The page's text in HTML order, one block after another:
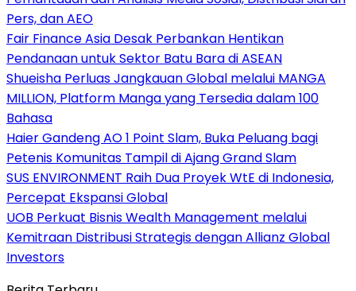
Pers, dan AEO
Fair Finance Asia Desak Perbankan Hentikan
Pendanaan untuk Sektor Batu Bara di ASEAN
Shueisha Perluas Jangkauan Global melalui MANGA
MILLION, Platform Manga yang Tersedia dalam 100
Bahasa
Haier Gandeng AO 1 Point Slam, Buka Peluang bagi
Petenis Komunitas Tampil di Ajang Grand Slam
SUS ENVIRONMENT Raih Dua Proyek WtE di Indonesia,
Percepat Ekspansi Global
UOB Perkuat Bisnis Wealth Management melalui
Kemitraan Distribusi Strategis dengan Allianz Global
Investors